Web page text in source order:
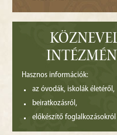
Hasznos információk:
az óvodák, iskolák életéről,
beiratkozásról,
előkészítő foglalkozásokról